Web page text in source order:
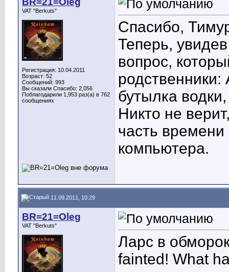
VAT "Berkuts"
Регистрация: 10.04.2011
Возраст: 52
Сообщений: 993
Вы сказали Спасибо: 2,056
Поблагодарили 1,953 раз(а) в 762
сообщениях
Спасибо,
Теперь,
вопрос,
бутылка
Никто не
часть
компьютера.
11.09.2011, 10:29
BR=21=Oleg
VAT "Berkuts"
Ларс в
fainted! What